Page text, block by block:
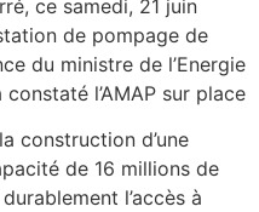
ce samedi, 21 juin
de pompage de
du ministre de l’Energie
l’AMAP sur place
construction d’une
de 16 millions de
l’accès à